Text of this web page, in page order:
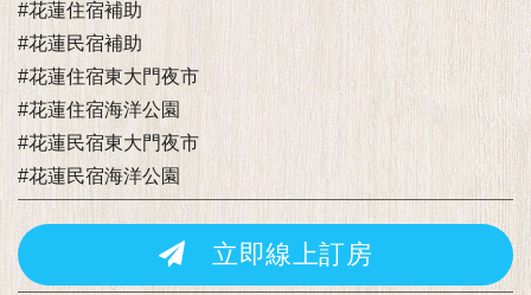
#花蓮住宿補助
#花蓮民宿補助
#花蓮住宿東大門夜市
#花蓮住宿海洋公園
#花蓮民宿東大門夜市
#花蓮民宿海洋公園
立即線上訂房